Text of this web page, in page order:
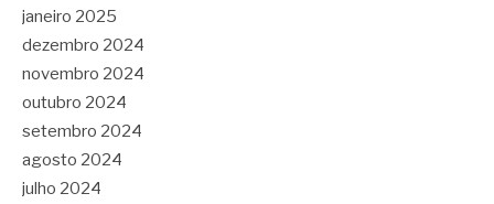
janeiro 2025
dezembro 2024
novembro 2024
outubro 2024
setembro 2024
agosto 2024
julho 2024